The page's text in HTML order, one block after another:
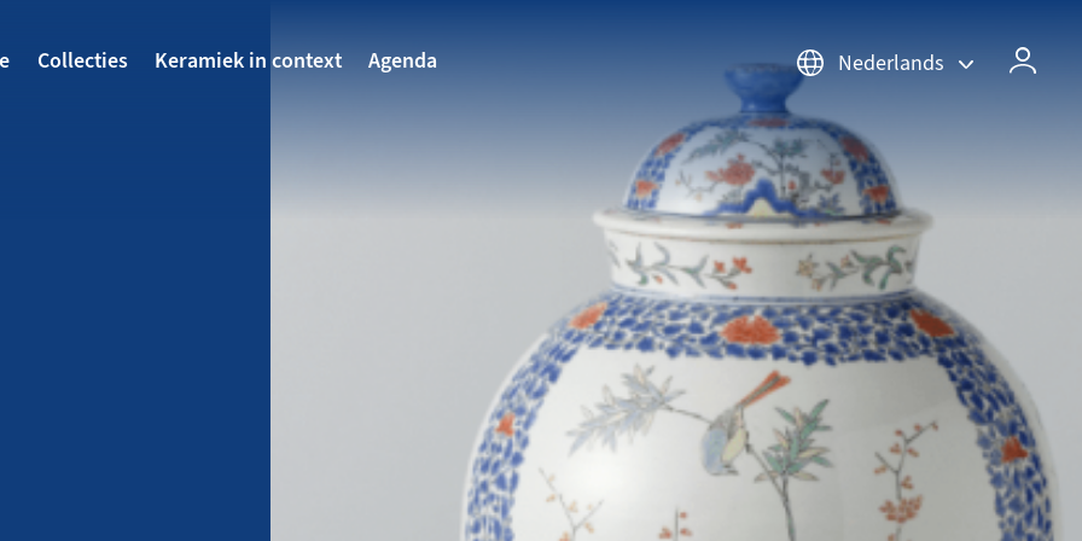
Collecties Keramiek in context Agenda Nederlands